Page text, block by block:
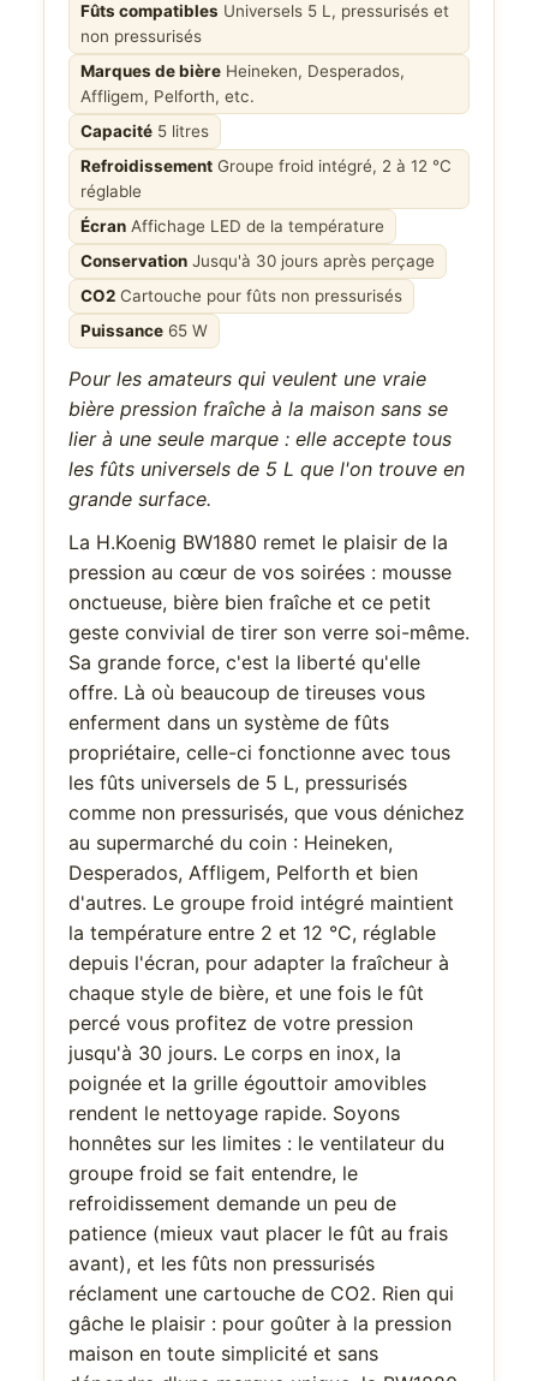
Fûts compatibles Universels 5 L, pressurisés et
non pressurisés
Marques de bière Heineken, Desperados,
Affligem, Pelforth, etc.
Capacité 5 litres
Refroidissement Groupe froid intégré, 2 à 12 °C
réglable
Écran Affichage LED de la température
Conservation Jusqu'à 30 jours après perçage
CO2 Cartouche pour fûts non pressurisés
Puissance 65 W
Pour les amateurs qui veulent une vraie
bière pression fraîche à la maison sans se
lier à une seule marque : elle accepte tous
les fûts universels de 5 L que l'on trouve en
grande surface.
La H.Koenig BW1880 remet le plaisir de la
pression au cœur de vos soirées : mousse
onctueuse, bière bien fraîche et ce petit
geste convivial de tirer son verre soi-même.
Sa grande force, c'est la liberté qu'elle
offre. Là où beaucoup de tireuses vous
enferment dans un système de fûts
propriétaire, celle-ci fonctionne avec tous
les fûts universels de 5 L, pressurisés
comme non pressurisés, que vous dénichez
au supermarché du coin : Heineken,
Desperados, Affligem, Pelforth et bien
d'autres. Le groupe froid intégré maintient
la température entre 2 et 12 °C, réglable
depuis l'écran, pour adapter la fraîcheur à
chaque style de bière, et une fois le fût
percé vous profitez de votre pression
jusqu'à 30 jours. Le corps en inox, la
poignée et la grille égouttoir amovibles
rendent le nettoyage rapide. Soyons
honnêtes sur les limites : le ventilateur du
groupe froid se fait entendre, le
refroidissement demande un peu de
patience (mieux vaut placer le fût au frais
avant), et les fûts non pressurisés
réclament une cartouche de CO2. Rien qui
gâche le plaisir : pour goûter à la pression
maison en toute simplicité et sans